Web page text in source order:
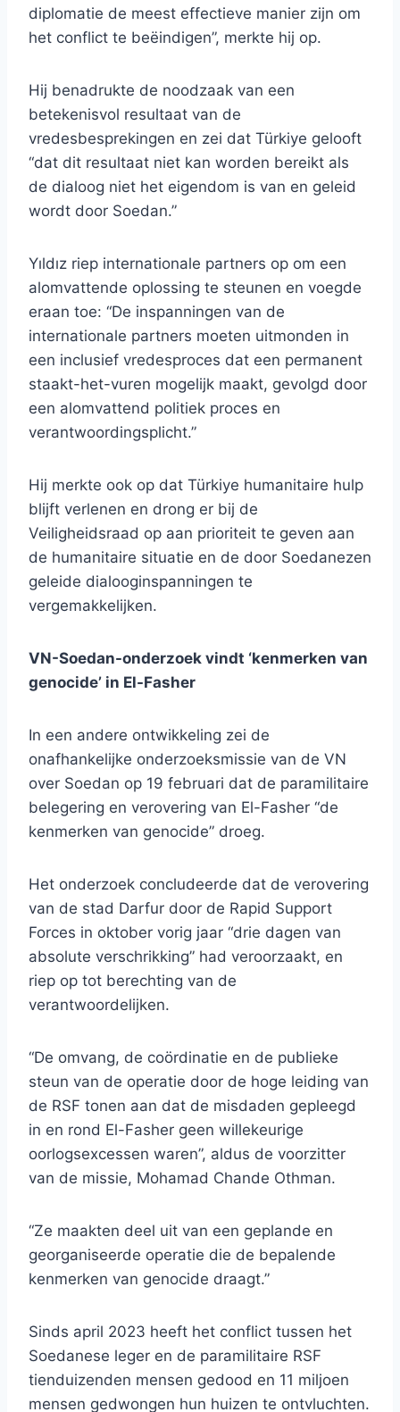
diplomatie de meest effectieve manier zijn om
het conflict te beëindigen”, merkte hij op.
Hij benadrukte de noodzaak van een
betekenisvol resultaat van de
vredesbesprekingen en zei dat Türkiye gelooft
“dat dit resultaat niet kan worden bereikt als
de dialoog niet het eigendom is van en geleid
wordt door Soedan.”
Yıldız riep internationale partners op om een ​​
alomvattende oplossing te steunen en voegde
eraan toe: “De inspanningen van de
internationale partners moeten uitmonden in
een inclusief vredesproces dat een permanent
staakt-het-vuren mogelijk maakt, gevolgd door
een alomvattend politiek proces en
verantwoordingsplicht.”
Hij merkte ook op dat Türkiye humanitaire hulp
blijft verlenen en drong er bij de
Veiligheidsraad op aan prioriteit te geven aan
de humanitaire situatie en de door Soedanezen
geleide dialooginspanningen te
vergemakkelijken.
VN-Soedan-onderzoek vindt ‘kenmerken van
genocide’ in El-Fasher
In een andere ontwikkeling zei de
onafhankelijke onderzoeksmissie van de VN
over Soedan op 19 februari dat de paramilitaire
belegering en verovering van El-Fasher “de
kenmerken van genocide” droeg.
Het onderzoek concludeerde dat de verovering
van de stad Darfur door de Rapid Support
Forces in oktober vorig jaar “drie dagen van
absolute verschrikking” had veroorzaakt, en
riep op tot berechting van de
verantwoordelijken.
“De omvang, de coördinatie en de publieke
steun van de operatie door de hoge leiding van
de RSF tonen aan dat de misdaden gepleegd
in en rond El-Fasher geen willekeurige
oorlogsexcessen waren”, aldus de voorzitter
van de missie, Mohamad Chande Othman.
“Ze maakten deel uit van een geplande en
georganiseerde operatie die de bepalende
kenmerken van genocide draagt.”
Sinds april 2023 heeft het conflict tussen het
Soedanese leger en de paramilitaire RSF
tienduizenden mensen gedood en 11 miljoen
mensen gedwongen hun huizen te ontvluchten.